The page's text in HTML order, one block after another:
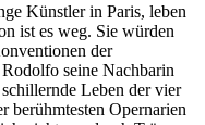
Künstler in Paris, leben
ist es weg. Sie würden
der
seine Nachbarin
Leben der vier
berühmtesten Opernarien